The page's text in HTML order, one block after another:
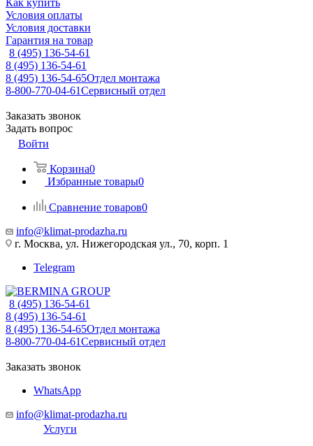
Как купить
Условия оплаты
Условия доставки
Гарантия на товар
8 (495) 136-54-61
8 (495) 136-54-61
8 (495) 136-54-65Отдел монтажа
8-800-770-04-61Сервисный отдел
Заказать звонок
Задать вопрос
Войти
Корзина0
Избранные товары0
Сравнение товаров0
info@klimat-prodazha.ru
г. Москва, ул. Нижегородская ул., 70, корп. 1
Telegram
8 (495) 136-54-61
8 (495) 136-54-61
8 (495) 136-54-65Отдел монтажа
8-800-770-04-61Сервисный отдел
Заказать звонок
WhatsApp
info@klimat-prodazha.ru
Услуги